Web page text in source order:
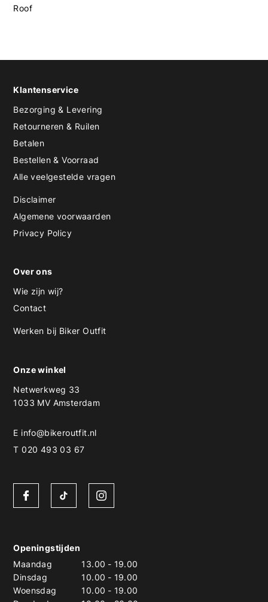
Roof
Klantenservice
Bezorging & Levering
Retourneren & Ruilen
Betalen
Bestellen & Voorraad
Alle veelgestelde vragen
Disclaimer
Algemene voorwaarden
Privacy Policy
Over ons
Wie zijn wij?
Contact
Werken bij Biker Outfit
Onze winkel
Netwerkweg 33
1033 MV Amsterdam
E info@bikeroutfit.nl
T 020 493 03 67
Openingstijden
Maandag
13.00 - 19.00
Dinsdag
10.00 - 19.00
Woensdag
10.00 - 19.00